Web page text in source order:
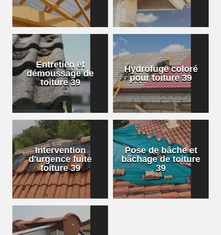
Entretien et
démoussage de
toiture 39
Hydrofuge coloré
pour toiture 39
Intervention
d'urgence fuite
toiture 39
Pose de bâche et
bâchage de toiture
39